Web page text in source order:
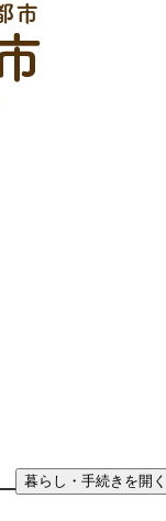
暮らし・手続きを開く